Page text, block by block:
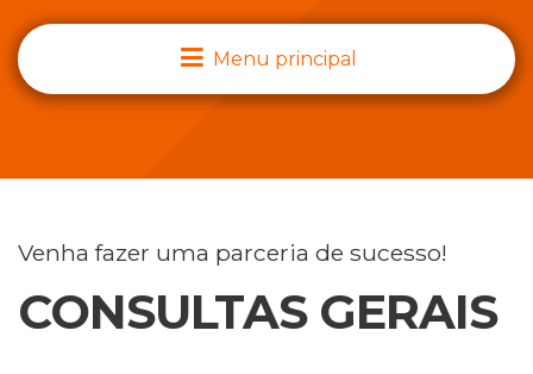
Menu principal
Venha fazer uma parceria de sucesso!
CONSULTASGERAIS